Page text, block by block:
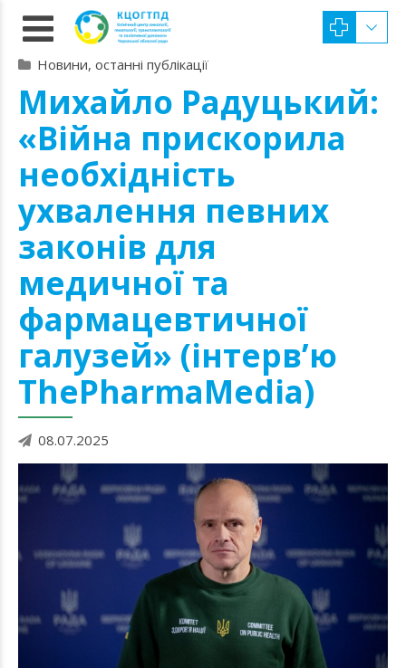
Новини, останні публікації
Михайло Радуцький:
«Війна прискорила
необхідність
ухвалення певних
законів для
медичної та
фармацевтичної
галузей» (інтерв’ю
ThePharmaMedia)
08.07.2025